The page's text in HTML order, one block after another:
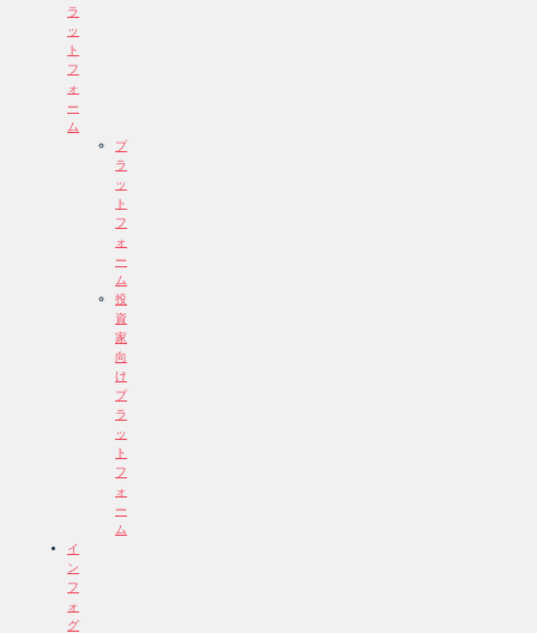
ラ
ッ
ト
フ
ォ
ー
ム
プ
ラ
ッ
ト
フ
ォ
ー
ム
投
資
家
向
け
プ
ラ
ッ
ト
フ
ォ
ー
ム
イ
ン
フ
ォ
グ